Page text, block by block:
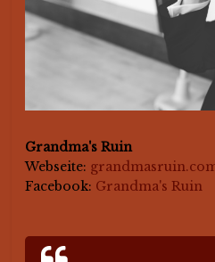
Grandma's Ruin
Webseite:
Facebook: Grandma's Ruin